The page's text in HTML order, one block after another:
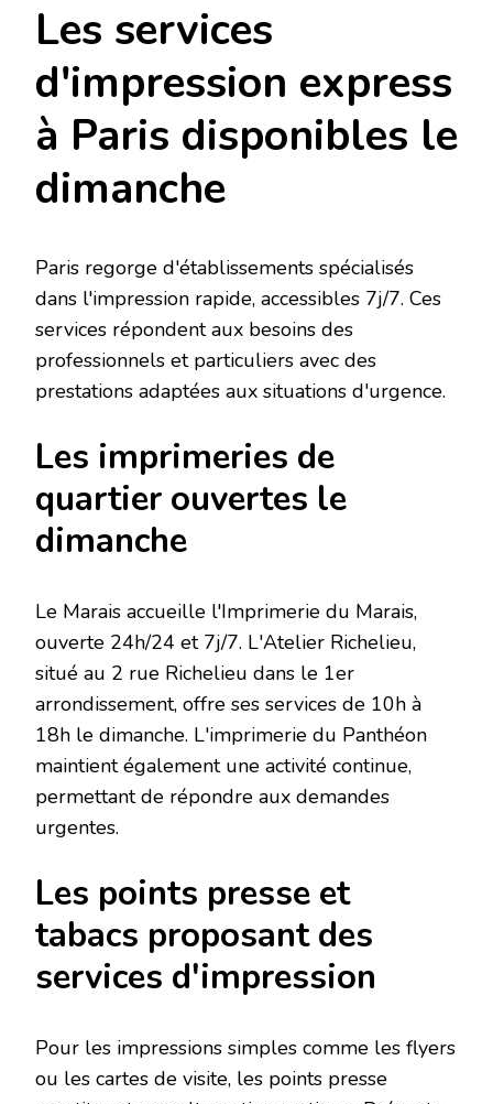
Les services
d'impression express
à Paris disponibles le
dimanche
Paris regorge d'établissements spécialisés
dans l'impression rapide, accessibles 7j/7. Ces
services répondent aux besoins des
professionnels et particuliers avec des
prestations adaptées aux situations d'urgence.
Les imprimeries de
quartier ouvertes le
dimanche
Le Marais accueille l'Imprimerie du Marais,
ouverte 24h/24 et 7j/7. L'Atelier Richelieu,
situé au 2 rue Richelieu dans le 1er
arrondissement, offre ses services de 10h à
18h le dimanche. L'imprimerie du Panthéon
maintient également une activité continue,
permettant de répondre aux demandes
urgentes.
Les points presse et
tabacs proposant des
services d'impression
Pour les impressions simples comme les flyers
ou les cartes de visite, les points presse